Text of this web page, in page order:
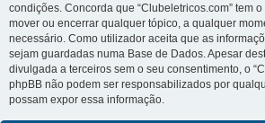
condições. Concorda que “Clubeletricos.com” tem
mover ou encerrar qualquer tópico, a qualquer
necessário. Como utilizador aceita que as
sejam guardadas numa Base de Dados. Apesar
divulgada a terceiros sem o seu consentimento, o
phpBB não podem ser responsabilizados por
possam expor essa informação.